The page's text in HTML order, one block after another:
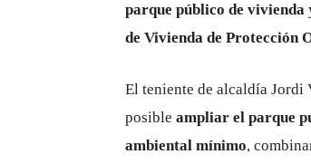
parque público de vivienda
de Vivienda de Protección
El teniente de alcaldía Jordi
posible ampliar el parque
ambiental mínimo,